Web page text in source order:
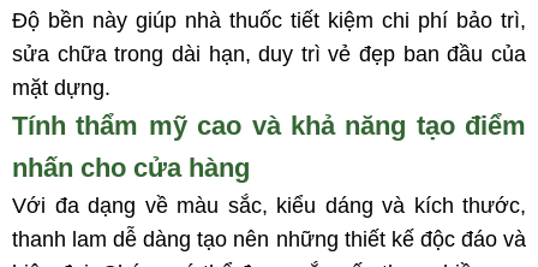
Độ bền này giúp nhà thuốc tiết kiệm chi phí bảo trì,
sửa chữa trong dài hạn, duy trì vẻ đẹp ban đầu của
mặt dựng.
Tính thẩm mỹ cao và khả năng tạo điểm
nhấn cho cửa hàng
Với đa dạng về màu sắc, kiểu dáng và kích thước,
thanh lam dễ dàng tạo nên những thiết kế độc đáo và